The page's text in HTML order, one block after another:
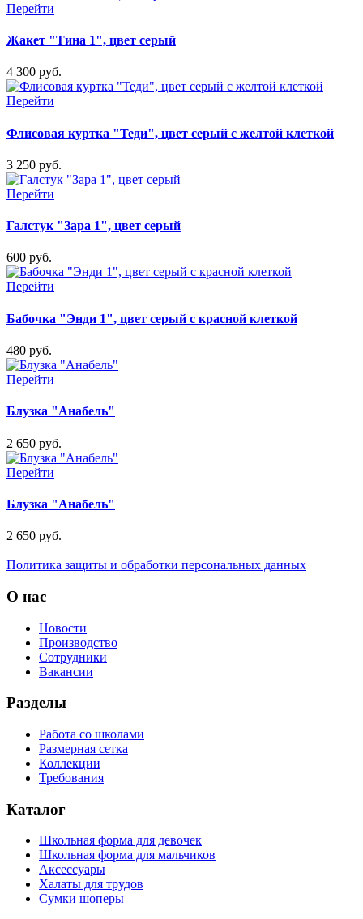
Перейти
Жакет "Тина 1", цвет серый
4 300 руб.
Перейти
Флисовая куртка "Теди", цвет серый с желтой клеткой
3 250 руб.
Перейти
Галстук "Зара 1", цвет серый
600 руб.
Перейти
Бабочка "Энди 1", цвет серый с красной клеткой
480 руб.
Перейти
Блузка "Анабель"
2 650 руб.
Перейти
Блузка "Анабель"
2 650 руб.
Политика защиты и обработки персональных данных
О нас
Новости
Производство
Сотрудники
Вакансии
Разделы
Работа со школами
Размерная сетка
Коллекции
Требования
Каталог
Школьная форма для девочек
Школьная форма для мальчиков
Аксессуары
Халаты для трудов
Сумки шоперы